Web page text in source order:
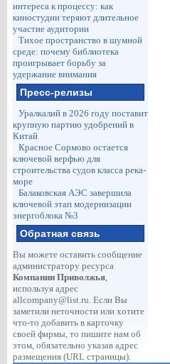
интереса к процессу: как
киностудии теряют длительное
участие аудитории
Тихое пространство в шумной
среде: почему библиотека
проигрывает борьбу за
удержание внимания
Пресс-релизы
Уралкалий в 2026 году поставит
крупную партию удобрений в
Китай
Красное Сормово остается
ключевой верфью для
строительства судов класса река-
море
Балаковская АЭС завершила
ключевой этап модернизации
энергоблока №3
Обратная связь
Вы можете оставить сообщение
администратору ресурса
Компании Приволжья,
используя адрес
allcompany@list.ru. Если Вы
заметили неточности или хотите
что-то добавить в карточку
своей фирмы, то пишите нам об
этом, обязательно указав адрес
размещения (URL страницы).